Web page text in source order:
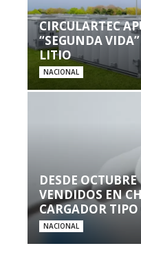
CIRCULARTEC
“SEGUNDA
LITIO
NACIONAL
DESDE
VENDIDOS EN
CARGADOR TIPO
NACIONAL